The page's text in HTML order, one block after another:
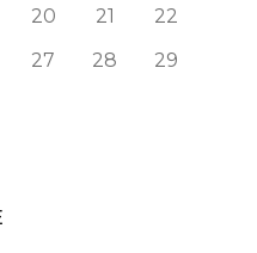
20 21
22
27 28
29